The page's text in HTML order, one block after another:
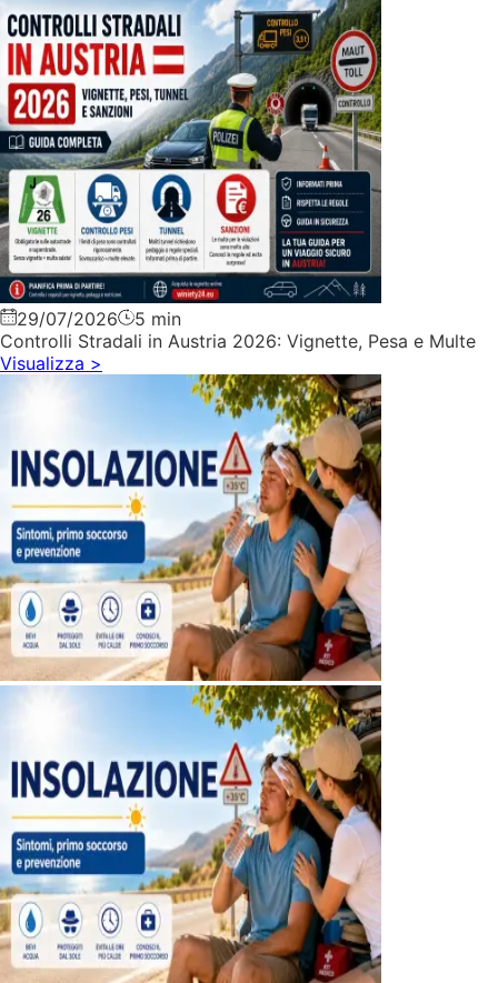
29/07/2026
5 min
Controlli Stradali in Austria 2026: Vignette, Pesa e Multe
Visualizza >